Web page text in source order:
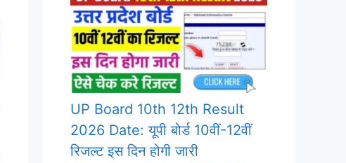
UP Board 10th 12th Result
2026 Date: यूपी बोर्ड 10वीं-12वीं
रिजल्ट इस दिन होगी जारी